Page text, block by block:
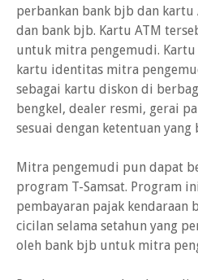
perbankan bank bjb dan kartu
dan bank bjb. Kartu ATM
untuk mitra pengemudi. Kartu
kartu identitas mitra
sebagai kartu diskon di
bengkel, dealer resmi, gerai
sesuai dengan ketentuan yang
Mitra pengemudi pun dapat
program T-Samsat. Program
pembayaran pajak
cicilan selama setahun yang
oleh bank bjb untuk mitra